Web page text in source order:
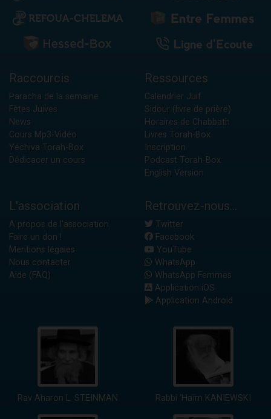
Raccourcis
Paracha de la semaine
Fêtes Juives
News
Cours Mp3-Vidéo
Yéchiva Torah-Box
Dédicacer un cours
Ressources
Calendrier Juif
Sidour (livre de prière)
Horaires de Chabbath
Livres Torah-Box
Inscription
Podcast Torah-Box
English Version
L'association
A propos de l'association
Faire un don !
Mentions légales
Nous contacter
Aide (FAQ)
Retrouvez-nous...
Twitter
Facebook
YouTube
WhatsApp
WhatsApp Femmes
Application iOS
Application Android
Rav Aharon L. STEINMAN Rabbi 'Haïm KANIEWSKI